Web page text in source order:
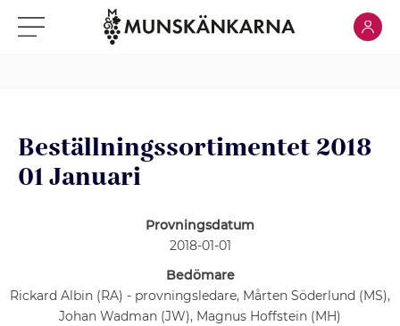
Klicka för meny Klicka
Beställningssortimentet 2018
01 Januari
Provningsdatum
2018-01-01
Bedömare
Rickard Albin (RA) - provningsledare, Mårten Söderlund (MS),
Johan Wadman (JW), Magnus Hoffstein (MH)